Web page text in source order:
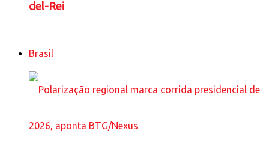
del-Rei
Brasil